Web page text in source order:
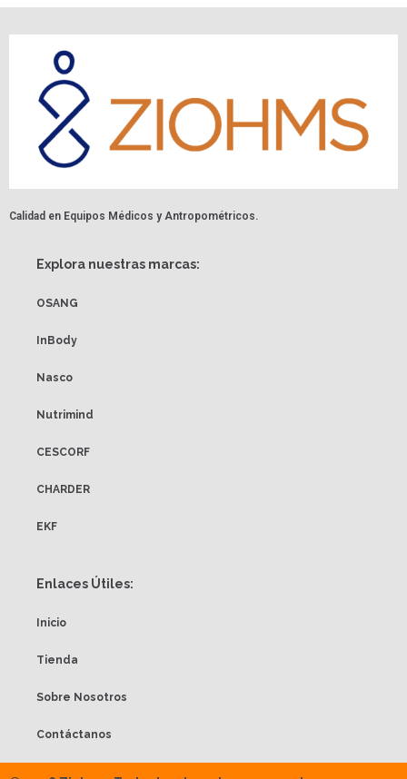
Calidad en Equipos Médicos y Antropométricos.
Explora nuestras marcas:
OSANG
InBody
Nasco
Nutrimind
CESCORF
CHARDER
EKF
Enlaces Útiles:
Inicio
Tienda
Sobre Nosotros
Contáctanos